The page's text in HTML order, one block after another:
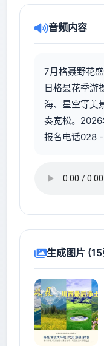
音频内容
7月格聂野花
日格聂花季游
海、星空等美
奏宽松。2026
报名电话028
生成图片